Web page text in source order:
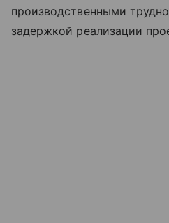
производственными
задержкой реализации